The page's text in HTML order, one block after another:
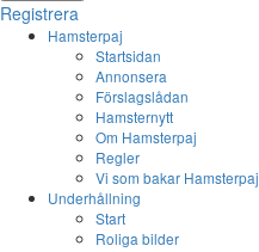
Registrera
Hamsterpaj
Startsidan
Annonsera
Förslagslådan
Hamsternytt
Om Hamsterpaj
Regler
Vi som bakar Hamsterpaj
Underhållning
Start
Roliga bilder